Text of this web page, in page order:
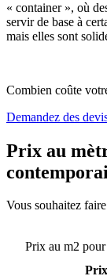
« container », où
servir de base à
mais elles sont
Combien coûte
Demandez des
Prix au
Vous souhaitez
Prix au m2